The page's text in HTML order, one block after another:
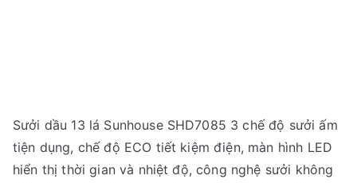
Sưởi dầu 13 lá Sunhouse SHD7085 3 chế độ sưởi ấm
tiện dụng, chế độ ECO tiết kiệm điện, màn hình LED
hiển thị thời gian và nhiệt độ, công nghệ sưởi không